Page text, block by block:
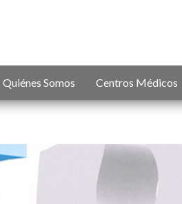
Quiénes Somos Centros Médicos